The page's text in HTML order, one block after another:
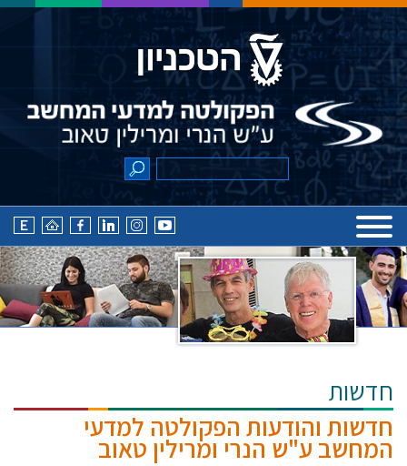
חדשות
חדשות והודעות הפקולטה למדעי
המחשב ע"ש הנרי ומרילין טאוב